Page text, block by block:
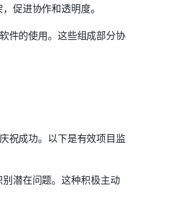
促进协作和透明度。
件的使用。这些组成部分协
祝成功。以下是有效项目监
潜在问题。这种积极主动